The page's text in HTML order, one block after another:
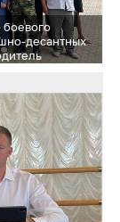
боевого
десантных
Вячеслав
Переверзева,